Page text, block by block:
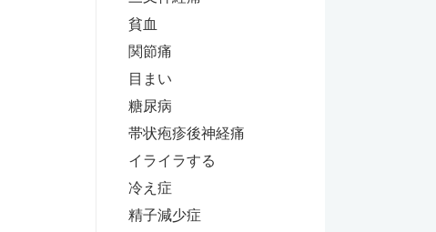
貧血
関節痛
目まい
糖尿病
帯状疱疹後神経痛
イライラする
冷え症
精子減少症